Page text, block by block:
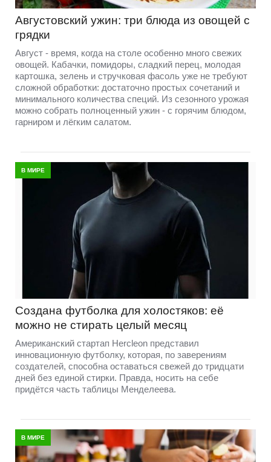
Августовский ужин: три блюда из овощей с
грядки
Август - время, когда на столе особенно много свежих
овощей. Кабачки, помидоры, сладкий перец, молодая
картошка, зелень и стручковая фасоль уже не требуют
сложной обработки: достаточно простых сочетаний и
минимального количества специй. Из сезонного урожая
можно собрать полноценный ужин - с горячим блюдом,
гарниром и лёгким салатом.
В МИРЕ
Создана футболка для холостяков: её
можно не стирать целый месяц
Американский стартап Hercleon представил
инновационную футболку, которая, по заверениям
создателей, способна оставаться свежей до тридцати
дней без единой стирки. Правда, носить на себе
придётся часть таблицы Менделеева.
В МИРЕ